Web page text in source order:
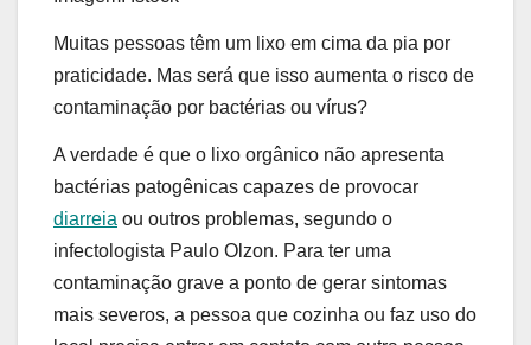
Muitas pessoas têm um lixo em cima da pia por
praticidade. Mas será que isso aumenta o risco de
contaminação por bactérias ou vírus?
A verdade é que o lixo orgânico não apresenta
bactérias patogênicas capazes de provocar
diarreia ou outros problemas, segundo o
infectologista Paulo Olzon. Para ter uma
contaminação grave a ponto de gerar sintomas
mais severos, a pessoa que cozinha ou faz uso do